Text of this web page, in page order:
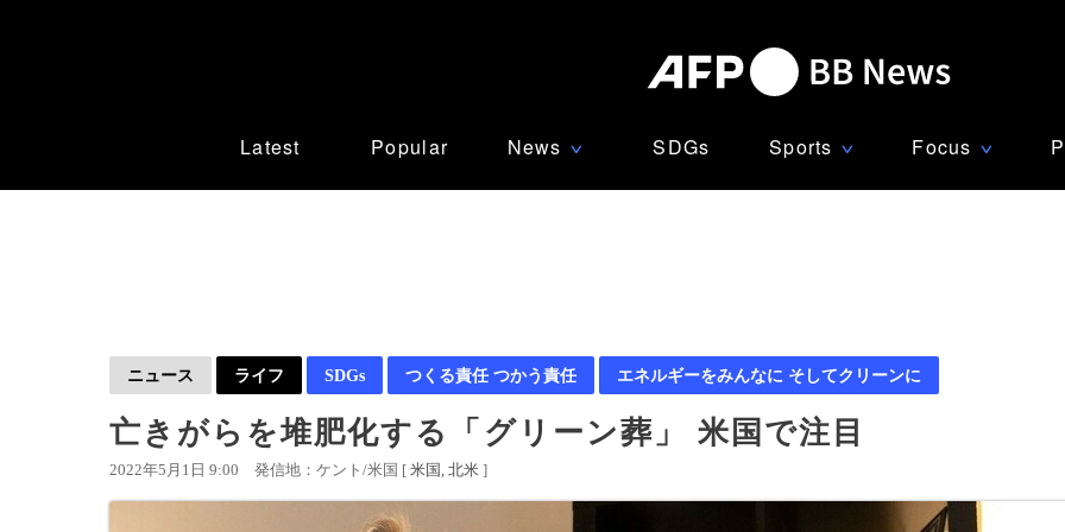
Latest Popular News ∨ SDGs Sports ∨ Focus ∨
ニュース ライフ SDGs つくる責任 つかう責任 エネルギーをみんなに そしてクリーンに
亡きがらを堆肥化する「グリーン葬」 米国で注目
2022年5月1日 9:00 発信地：ケント/米国 [ 米国 北米 ]